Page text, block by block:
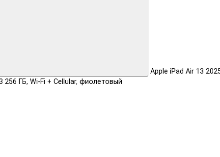
Apple iPad Air 13
256 ГБ, Wi-Fi + Cellular, фиолетовый